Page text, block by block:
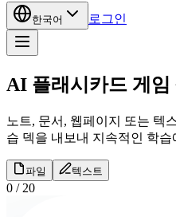
한국어 로그인
AI 플래시카드 게임
노트, 문서, 웹페이지 또는 텍
습 덱을 내보내 지속적인 학
파일 텍스트
0 / 20